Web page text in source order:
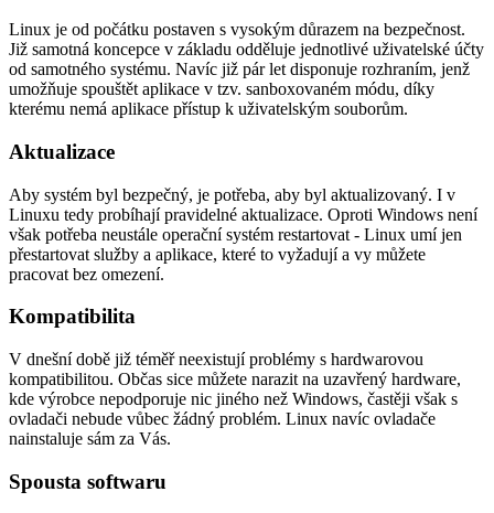
Linux je od počátku postaven s vysokým důrazem na bezpečnost.
Již samotná koncepce v základu odděluje jednotlivé uživatelské účty
od samotného systému. Navíc již pár let disponuje rozhraním, jenž
umožňuje spouštět aplikace v tzv. sanboxovaném módu, díky
kterému nemá aplikace přístup k uživatelským souborům.
Aktualizace
Aby systém byl bezpečný, je potřeba, aby byl aktualizovaný. I v
Linuxu tedy probíhají pravidelné aktualizace. Oproti Windows není
však potřeba neustále operační systém restartovat - Linux umí jen
přestartovat služby a aplikace, které to vyžadují a vy můžete
pracovat bez omezení.
Kompatibilita
V dnešní době již téměř neexistují problémy s hardwarovou
kompatibilitou. Občas sice můžete narazit na uzavřený hardware,
kde výrobce nepodporuje nic jiného než Windows, častěji však s
ovladači nebude vůbec žádný problém. Linux navíc ovladače
nainstaluje sám za Vás.
Spousta softwaru